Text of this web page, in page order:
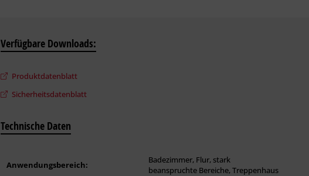
Verfügbare Downloads:
Produktdatenblatt
Sicherheitsdatenblatt
Technische Daten
Anwendungsbereich:
Badezimmer, Flur, stark
beanspruchte Bereiche, Treppenhaus